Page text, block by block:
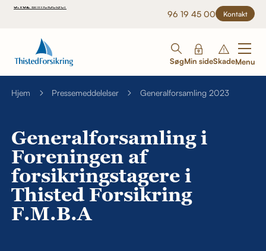
96 19 45 00 Kontakt
SøgMin sideSkadeMenu
Hjem Pressemeddelelser Generalforsamling 2023
Generalforsamling i
Foreningen af
forsikringstagere i
Thisted Forsikring
F.M.B.A